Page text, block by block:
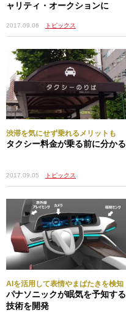
ャリティ・オークションに
2017.09.06 トピックス
渋滞を気にせず乗れるメリットも
タクシー料金が乗る前に分かる
2017.09.05 トピックス
AIを活用して表情やまばたきを検知
パナソニックが眠気を予知する
技術を開発